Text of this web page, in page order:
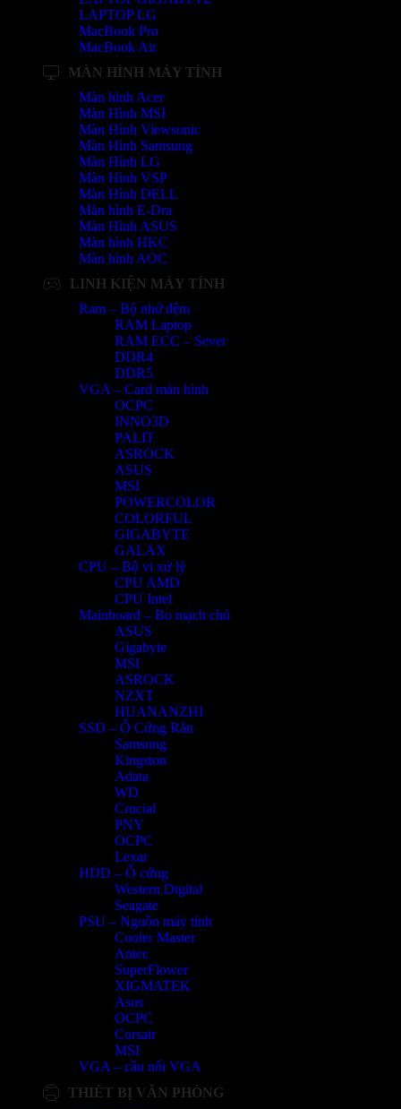
LAPTOP LG
MacBook Pro
MacBook Air
MÀN HÌNH MÁY TÍNH
Màn hình Acer
Màn Hình MSI
Màn Hình Viewsonic
Màn Hình Samsung
Màn Hình LG
Màn Hình VSP
Màn Hình DELL
Màn hình E-Dra
Màn Hình ASUS
Màn hình HKC
Màn hình AOC
LINH KIỆN MÁY TÍNH
Ram – Bộ nhớ đệm
RAM Laptop
RAM ECC – Sever
DDR4
DDR5
VGA – Card màn hình
OCPC
INNO3D
PALIT
ASROCK
ASUS
MSI
POWERCOLOR
COLORFUL
GIGABYTE
GALAX
CPU – Bộ vi xử lý
CPU AMD
CPU Intel
Mainboard – Bo mạch chủ
ASUS
Gigabyte
MSI
ASROCK
NZXT
HUANANZHI
SSD – Ổ Cứng Rắn
Samsung
Kingston
Adata
WD
Crucial
PNY
OCPC
Lexar
HDD – Ổ cứng
Western Digital
Seagate
PSU – Nguồn máy tính
Cooler Master
Antec
SuperFlower
XIGMATEK
Asus
OCPC
Corsair
MSI
VGA – cầu nối VGA
THIẾT BỊ VĂN PHÒNG